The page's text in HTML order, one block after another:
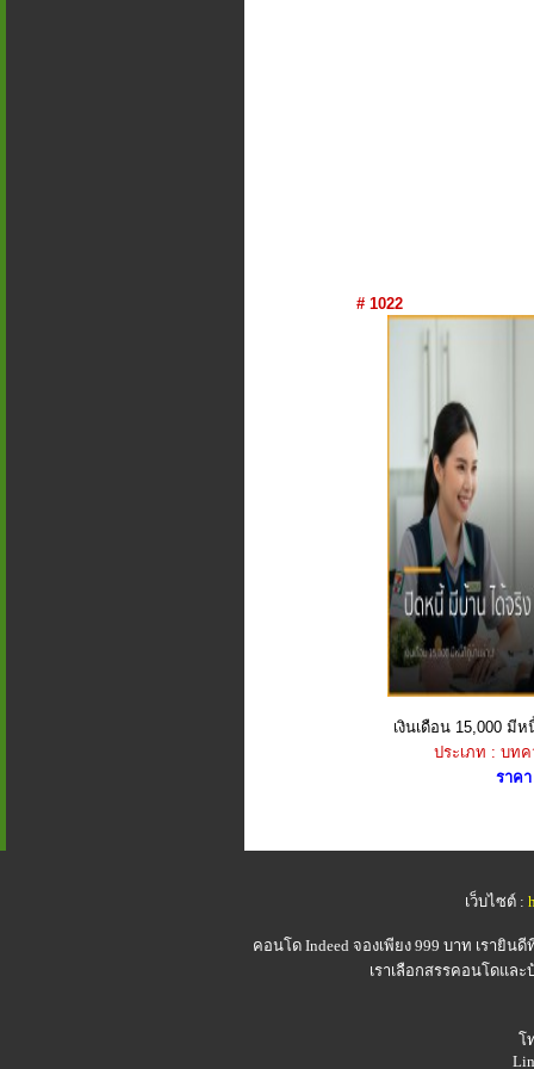
# 1022
เงินเดือน 15,000 มี
ประเภท : บท
ราค
เว็บไซต์ :
คอนโด Indeedจองเพียง 999 บาท เรายิน
เราเลือกสรรคอนโดแล
โ